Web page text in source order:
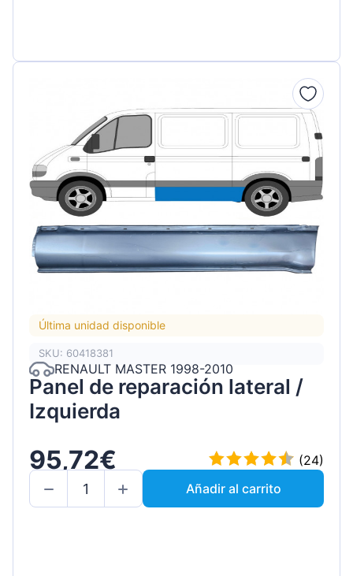
Última unidad disponible
SKU: 60418381
RENAULT MASTER 1998-2010
Panel de reparación lateral /
Izquierda
95,72€
(24)
Añadir al carrito